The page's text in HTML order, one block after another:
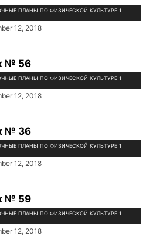
ПЛАНЫ ПО ФИЗИЧЕСКОЙ КУЛЬТУРЕ 1
12, 2018
№ 56
ПЛАНЫ ПО ФИЗИЧЕСКОЙ КУЛЬТУРЕ 1
12, 2018
№ 36
ПЛАНЫ ПО ФИЗИЧЕСКОЙ КУЛЬТУРЕ 1
12, 2018
№ 59
ПЛАНЫ ПО ФИЗИЧЕСКОЙ КУЛЬТУРЕ 1
12, 2018